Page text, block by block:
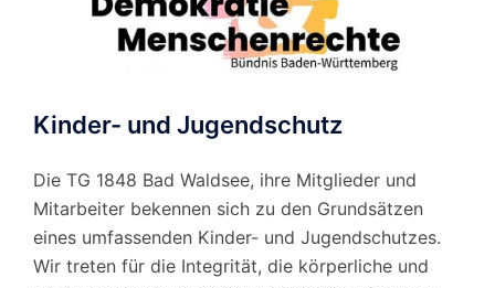
Kinder- und Jugendschutz
Die TG 1848 Bad Waldsee, ihre Mitglieder und
Mitarbeiter bekennen sich zu den Grundsätzen
eines umfassenden Kinder- und Jugendschutzes.
Wir treten für die Integrität, die körperliche und